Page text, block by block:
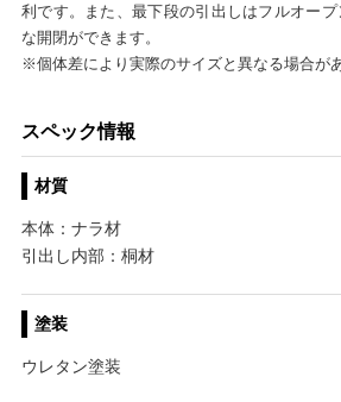
利です。また、最下段の引出しはフルオー
な開閉ができます。
※個体差により実際のサイズと異なる場合が
スペック情報
材質
本体：ナラ材
引出し内部：桐材
塗装
ウレタン塗装